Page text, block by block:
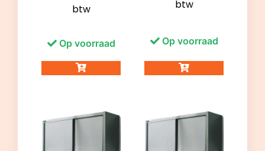
btw
Op voorraad
btw
Op voorraad